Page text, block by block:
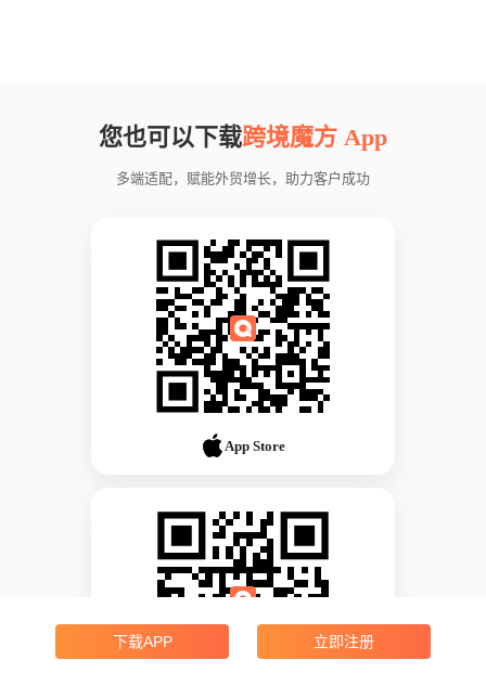
您也可以下载跨境魔方 App
多端适配，赋能外贸增长，助力客户成功
App Store
下载APP 立即注册